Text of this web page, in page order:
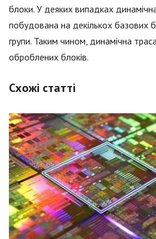
блоки. У деяких випадках
побудована на декількох базових
групи. Таким чином, динамічна
оброблених блоків.
Схожі статті